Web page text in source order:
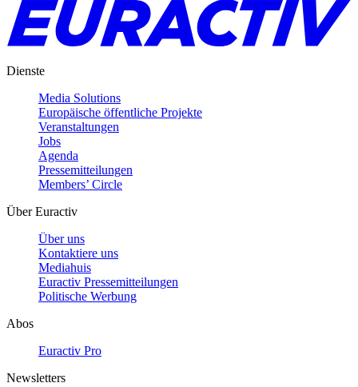
Dienste
Media Solutions
Europäische öffentliche Projekte
Veranstaltungen
Jobs
Agenda
Pressemitteilungen
Members’ Circle
Über Euractiv
Über uns
Kontaktiere uns
Mediahuis
Euractiv Pressemitteilungen
Politische Werbung
Abos
Euractiv Pro
Newsletters